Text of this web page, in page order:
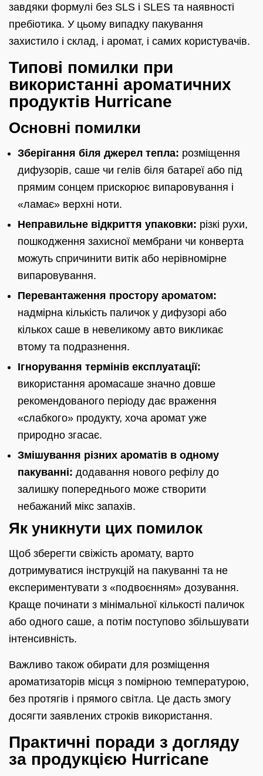
завдяки формулі без SLS і SLES та наявності
пребіотика. У цьому випадку пакування
захистило і склад, і аромат, і самих користувачів.
Типові помилки при
використанні ароматичних
продуктів Hurricane
Основні помилки
Зберігання біля джерел тепла: розміщення
дифузорів, саше чи гелів біля батареї або під
прямим сонцем прискорює випаровування і
«ламає» верхні ноти.
Неправильне відкриття упаковки: різкі рухи,
пошкодження захисної мембрани чи конверта
можуть спричинити витік або нерівномірне
випаровування.
Перевантаження простору ароматом:
надмірна кількість паличок у дифузорі або
кількох саше в невеликому авто викликає
втому та подразнення.
Ігнорування термінів експлуатації:
використання аромасаше значно довше
рекомендованого періоду дає враження
«слабкого» продукту, хоча аромат уже
природно згасає.
Змішування різних ароматів в одному
пакуванні: додавання нового рефілу до
залишку попереднього може створити
небажаний мікс запахів.
Як уникнути цих помилок
Щоб зберегти свіжість аромату, варто
дотримуватися інструкцій на пакуванні та не
експериментувати з «подвоєнням» дозування.
Краще починати з мінімальної кількості паличок
або одного саше, а потім поступово збільшувати
інтенсивність.
Важливо також обирати для розміщення
ароматизаторів місця з помірною температурою,
без протягів і прямого світла. Це дасть змогу
досягти заявлених строків використання.
Практичні поради з догляду
за продукцією Hurricane